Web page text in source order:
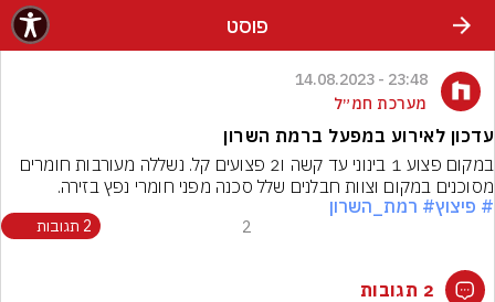
פוסט
23:48 - 14.08.2023
מערכת חמ״ל
עדכון לאירוע במפעל ברמת השרון
מסוכנים במקום וצוות חבלנים שלל סכנה מפני חומרי נפץ בזירה.
# פיצוץ# רמת_השרון
2 2 תגובות
2 תגובות